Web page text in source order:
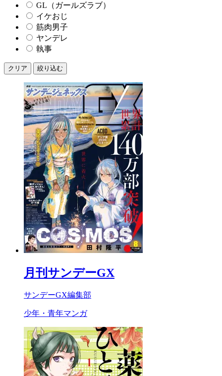
GL（ガールズラブ）
イケおじ
筋肉男子
ヤンデレ
執事
クリア 絞り込む
月刊サンデーGX
サンデーGX編集部
少年・青年マンガ